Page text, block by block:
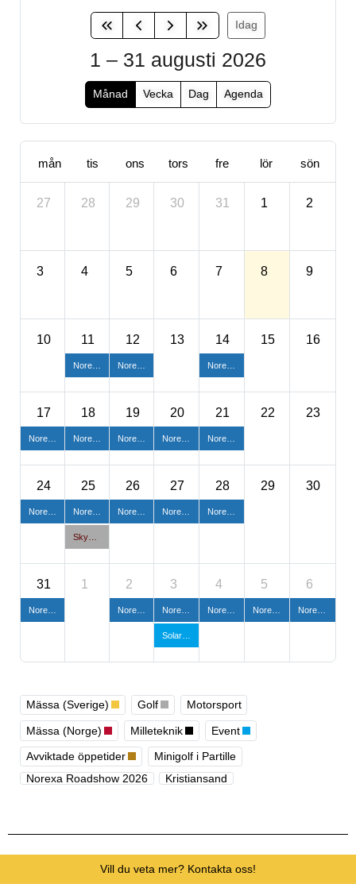
Idag
1 – 31 augusti 2026
Månad Vecka Dag Agenda
mån tis ons tors fre lör sön
27 28 29 30 31 1 2
3 4 5 6 7 8 9
10 11 12 13 14 15 16
17 18 19 20 21 22 23
24 25 26 27 28 29 30
31 1 2 3 4 5 6
Mässa (Sverige) Golf Motorsport
Mässa (Norge) Milleteknik Event
Avviktade öppetider
Minigolf i Partille
Norexa Roadshow 2026
Kristiansand
Vill du veta mer? Kontakta oss!